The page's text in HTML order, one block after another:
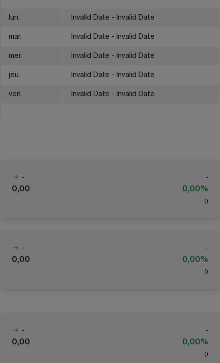
lun. Invalid Date - Invalid Date
mar. Invalid Date - Invalid Date
mer. Invalid Date - Invalid Date
jeu. Invalid Date - Invalid Date
ven. Invalid Date - Invalid Date
-
-
0,00
0,00%
( )
-
-
0,00
0,00%
( )
-
-
0,00
0,00%
( )